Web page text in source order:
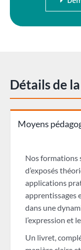
Détails de
Moyens
Nos formations
d’exposés
applications
apprentissages
dans une
l’expression et
Un livret,